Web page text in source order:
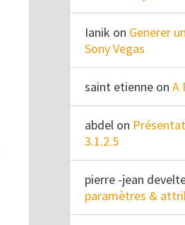
Ianik on Generer
Sony Vegas
saint etienne onA
abdel on
3.1.2.5
pierre -jean
paramètres &